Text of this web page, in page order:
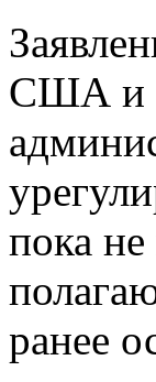
США и
пока
ранее